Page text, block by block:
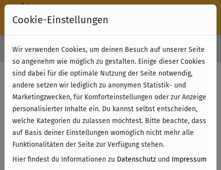
Kostenloser Versand & Retoure ab 49 € (innerhalb Deutschlands)
Cookie-Einstellungen
Wir verwenden Cookies, um deinen Besuch auf unserer Seite
so angenehm wie möglich zu gestalten. Einige dieser Cookies
sind dabei für die optimale Nutzung der Seite notwendig,
andere setzen wir lediglich zu anonymen Statistik- und
Marketingzwecken, für Komforteinstellungen oder zur Anzeige
personalisierter Inhalte ein. Du kannst selbst entscheiden,
welche Kategorien du zulassen möchtest. Bitte beachte, dass
auf Basis deiner Einstellungen womöglich nicht mehr alle
Funktionalitäten der Seite zur Verfügung stehen.
Hier findest du Informationen zu Datenschutz und Impressum